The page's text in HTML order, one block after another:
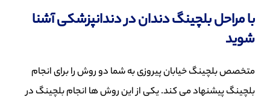
بامراحل بلچینگدندان در دندانپزشکی آشنا
شوید
متخصصبلچینگ خیابان پیروزیبه شما دو روش را برای انجام
بلچینگ پیشنهاد می کند. یکی از این روش ها انجام بلچینگ در